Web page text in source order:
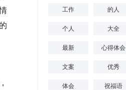
工作 的人
个人 大全
最新 心得体会
文案 优秀
体会 祝福语